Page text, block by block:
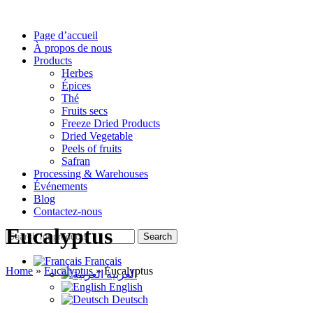
Page d’accueil
À propos de nous
Products
Herbes
Épices
Thé
Fruits secs
Freeze Dried Products
Dried Vegetable
Peels of fruits
Safran
Processing & Warehouses
Événements
Blog
Contactez-nous
Search
Français
العربية
English
Deutsch
Eucalyptus
Home » Eucalyptus »Eucalyptus